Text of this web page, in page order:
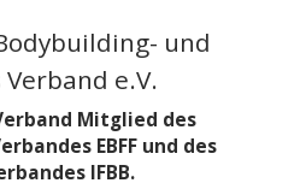
und
e.V.
Mitglied des
EBFF und des
IFBB.